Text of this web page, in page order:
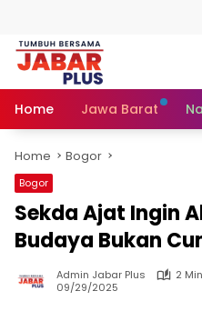
Skip
Home
Jawa Barat
Home Bogor
Bogor
Sekda Ajat Ingin
Budaya Bukan
Admin Jabar Plus
2
09/29/2025